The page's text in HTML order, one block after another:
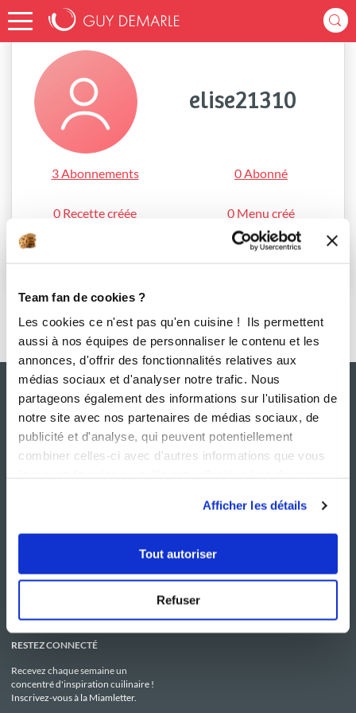
Team fan de cookies ?
Les cookies ce n'est pas qu'en cuisine ! Ils permettent
aussi à nos équipes de personnaliser le contenu et les
annonces, d'offrir des fonctionnalités relatives aux
médias sociaux et d'analyser notre trafic. Nous
partageons également des informations sur l'utilisation de
notre site avec nos partenaires de médias sociaux, de
publicité et d'analyse, qui peuvent potentiellement
combiner celles-ci avec d'autres informations que vous
Afficher les détails
Tout autoriser
Refuser
Accueil elise21310
elise21310
3 Abonnements 0 Abonné
0 Recette créée 0 Menu créé
Le Mag'
Boutique
C.G.U
Politique de confidentialité
Utilisation des Cookies
RESTEZ CONNECTÉ
Recevez chaque semaine un
concentré d'inspiration cuilinaire !
Inscrivez-vous à la Miamletter.